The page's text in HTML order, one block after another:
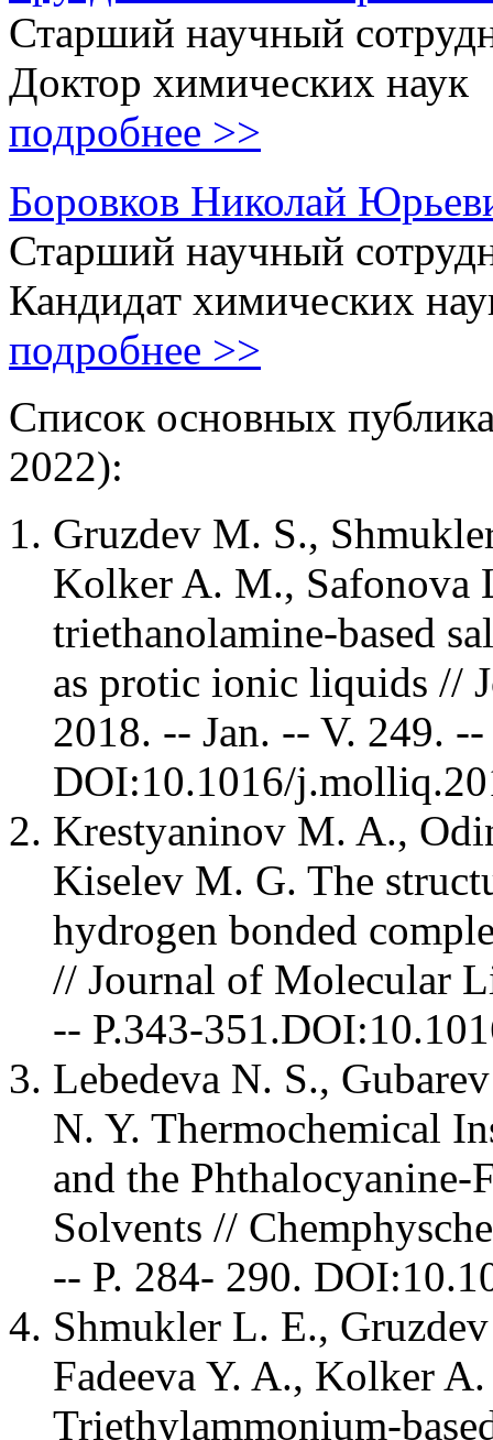
Старший научный
Доктор химических наук
подробнее >>
Боровков Николай
Старший научный
Кандидат химических
подробнее >>
Cписок основных
2022):
Gruzdev M. S.,
Kolker A. M., Safonova
triethanolamine-based
as protic ionic liquids //
2018. -- Jan. -- V. 249.
DOI:10.1016/
Krestyaninov M. A.,
Kiselev M. G. The
hydrogen bonded
// Journal of Molecular
-- P.343-
Lebedeva N. S.,
N. Y. Thermochemical
and the
Solvents //
-- P. 284- 290.
Shmukler L. E.,
Fadeeva Y. A., Kolker
Triethylammonium-